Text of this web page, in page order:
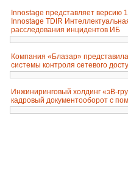
Innostage представляет версию
Innostage TDIR
расследования инцидентов ИБ
Компания «Блазар»
системы контроля сетевого
Инжиниринговый холдинг «эВ-
кадровый документооборот с